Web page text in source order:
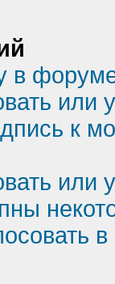
в
или
к
или